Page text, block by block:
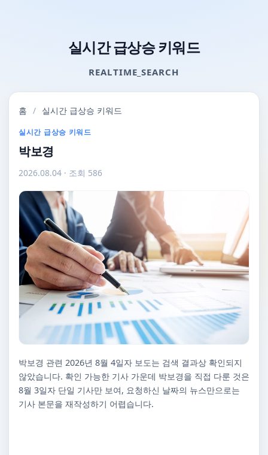
실시간 급상승 키워드
REALTIME_SEARCH
홈 / 실시간 급상승 키워드
실시간 급상승 키워드
박보경
2026.08.04 · 조회 586
박보경 관련 2026년 8월 4일자 보도는 검색 결과상 확인되지
않았습니다. 확인 가능한 기사 가운데 박보경을 직접 다룬 것은
8월 3일자 단일 기사만 보여, 요청하신 날짜의 뉴스만으로는
기사 본문을 재작성하기 어렵습니다.